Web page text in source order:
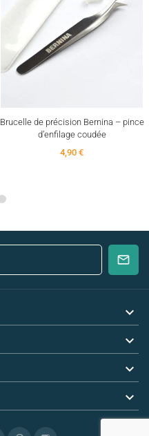
Brucelle de précision Bernina – pince
d’enfilage coudée
4,90 €



